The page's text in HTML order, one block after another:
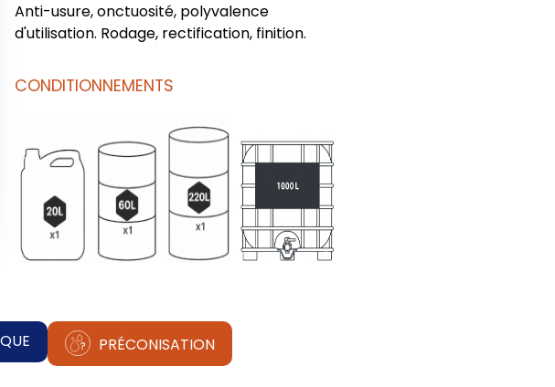
Anti-usure, onctuosité, polyvalence
d'utilisation. Rodage, rectification, finition.
CONDITIONNEMENTS
PRÉCONISATION